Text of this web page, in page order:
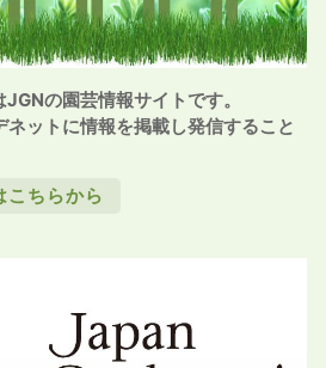
の園芸情報サイトです。
ットに情報を掲載し発信すること
ちらから